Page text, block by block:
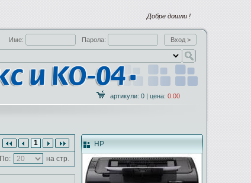
Добре дошли !
Име: Парола:
артикули: 0 | цена: 0.00
1
По: на стр.
HP